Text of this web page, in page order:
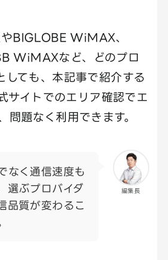
BIGLOBE WiMAX、
WiMAXなど、どのプロ
しても、本記事で紹介する
イトでのエリア確認でエ
問題なく利用できます。
編集長
なく通信速度も
選ぶプロバイダ
品質が変わるこ